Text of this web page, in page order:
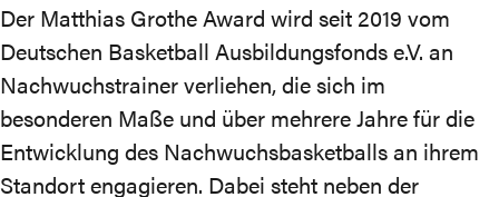
Der Matthias Grothe Award wird seit 2019 vom
Deutschen Basketball Ausbildungsfonds e.V. an
Nachwuchstrainer verliehen, die sich im
besonderen Maße und über mehrere Jahre für die
Entwicklung des Nachwuchsbasketballs an ihrem
Standort engagieren. Dabei steht neben der